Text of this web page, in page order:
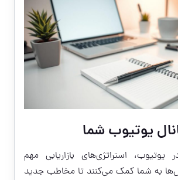
یوتیوب شما
یوتیوب، استراتژی‌های بازاریابی مهم
به شما کمک می‌کنند تا مخاطب جدید